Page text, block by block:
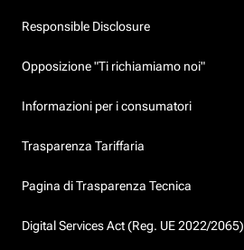
Responsible Disclosure
Opposizione "Ti richiamiamo noi"
Informazioni per i consumatori
Trasparenza Tariffaria
Pagina di Trasparenza Tecnica
Digital Services Act (Reg. UE 2022/2065)